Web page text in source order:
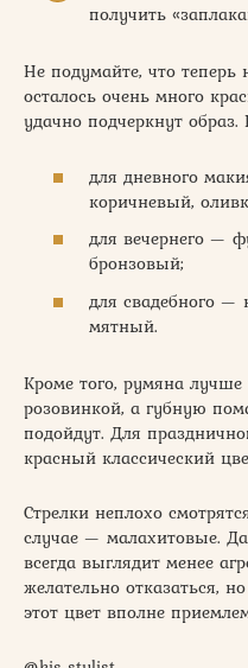
получить
Не подумайте, что
осталось очень много
удачно подчеркнут
для дневного
коричневый,
для вечернего —
бронзовый;
для свадебного
мятный.
Кроме того, румяна
розовинкой, а губную
подойдут. Для
красный классический
Стрелки неплохо
случае — малахитовые.
всегда выглядит менее
желательно отказаться,
этот цвет вполне